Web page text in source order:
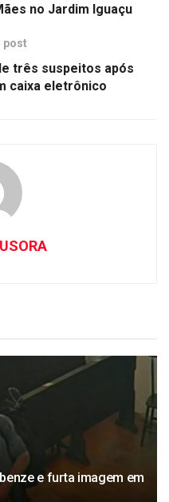
no Jardim Iguaçu
post
três suspeitos após
caixa eletrônico
e furta imagem em